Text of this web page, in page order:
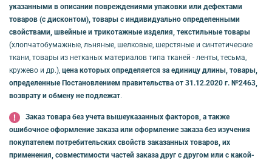
указанными в описании повреждениями упаковки или дефектами
товаров (с дисконтом), товары с индивидуально определенными
свойствами, швейные и трикотажные изделия, текстильные товары
(хлопчатобумажные, льняные, шелковые, шерстяные и синтетические
ткани, товары из нетканых материалов типа тканей - ленты, тесьма,
кружево и др.), цена которых определяется за единицу длины, товары,
определенные Постановлением правительства от 31.12.2020 г. №2463,
возврату и обмену не подлежат.
Заказ товара без учета вышеуказанных факторов, а также
ошибочное оформление заказа или оформление заказа без изучения
покупателем потребительских свойств заказанных товаров, их
применения, совместимости частей заказа друг с другом или с какой-